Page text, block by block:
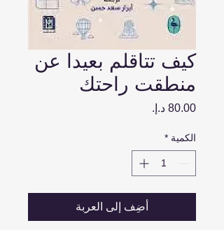
كيف تتاقلم بعيدا عن
منطقت راحتك
الكمية *
أضِف إلى العربة